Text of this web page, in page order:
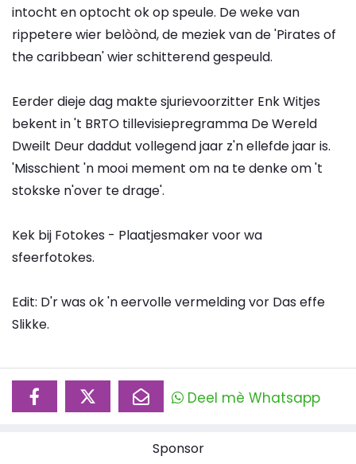
intocht en optocht ok op speule. De weke van
rippetere wier belòònd, de meziek van de 'Pirates of
the caribbean' wier schitterend gespeuld.
Eerder dieje dag makte sjurievoorzitter Enk Witjes
bekent in 't BRTO tillevisiepregramma De Wereld
Dweilt Deur daddut vollegend jaar z'n ellefde jaar is.
'Misschient 'n mooi mement om na te denke om 't
stokske n'over te drage'.
Kek bij Fotokes - Plaatjesmaker voor wa
sfeerfotokes.
Edit: D'r was ok 'n eervolle vermelding vor Das effe
Slikke.
Deel mè Whatsapp
Sponsor